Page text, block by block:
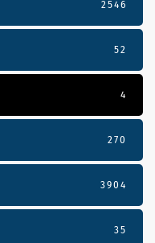
2546
52
4
270
3904
35